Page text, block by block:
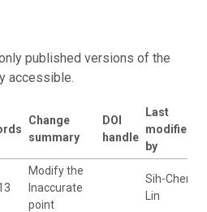
published versions of the
accessible.
Change
summary
DOI
handle
Last
modified
by
Modify the
Inaccurate
point
Sih-Chen
Lin